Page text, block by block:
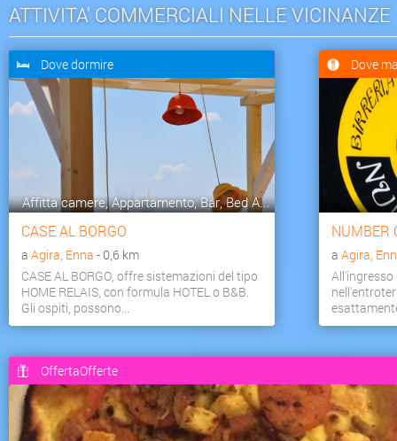
ATTIVITA' COMMERCIALI NELLE VICINANZE
Dove dormire
Affitta camere, Appartamento, Bar, Bed A...
CASE AL BORGO
a Agira, Enna - 0,6 km
CASE AL BORGO, offre sistemazioni del tipo
HOME RELAIS, con formula HOTEL o B&B.
Gli ospiti, possono...
Dove
NUMBER
a Agira,
All'ingresso
OffertaOfferte